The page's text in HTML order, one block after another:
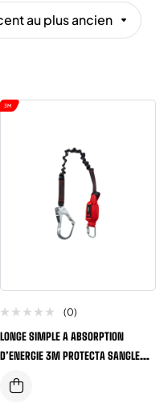
au plus ancien
3M
(0)
LONGE SIMPLE A ABSORPTION
D’ENERGIE 3M PROTECTA SANGLE
ELASTIQUE